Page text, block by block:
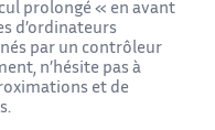
prolongé « en avant
d’ordinateurs
par un contrôleur
n’hésite pas à
et de